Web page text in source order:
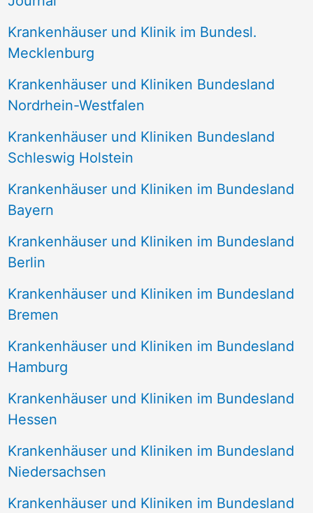
c
:
Krankenhäuser und Klinik im Bundesl.
Mecklenburg
Krankenhäuser und Kliniken Bundesland
Nordrhein-Westfalen
Krankenhäuser und Kliniken Bundesland
Schleswig Holstein
Krankenhäuser und Kliniken im Bundesland
Bayern
Krankenhäuser und Kliniken im Bundesland
Berlin
Krankenhäuser und Kliniken im Bundesland
Bremen
Krankenhäuser und Kliniken im Bundesland
Hamburg
Krankenhäuser und Kliniken im Bundesland
Hessen
Krankenhäuser und Kliniken im Bundesland
Niedersachsen
Krankenhäuser und Kliniken im Bundesland